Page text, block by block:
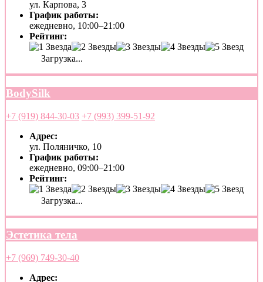
ул. Карпова, 3
График работы:
ежедневно, 10:00–21:00
Рейтинг:
Загрузка...
BodySilk
+7 (919) 844-30-03 +7 (993) 399-51-92
Адрес:
ул. Поляничко, 10
График работы:
ежедневно, 09:00–21:00
Рейтинг:
Загрузка...
Эстетика тела
+7 (969) 749-30-40
Адрес: